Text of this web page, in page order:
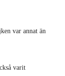
var annat än
varit